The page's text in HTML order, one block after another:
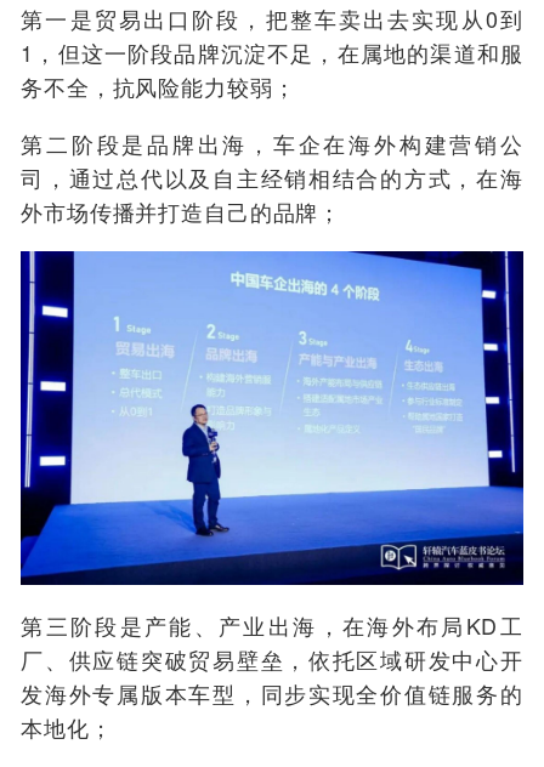
第一是贸易出口阶段，把整车卖出去实现从0到
1，但这一阶段品牌沉淀不足，在属地的渠道和服
务不全，抗风险能力较弱；
第二阶段是品牌出海，车企在海外构建营销公
司，通过总代以及自主经销相结合的方式，在海
外市场传播并打造自己的品牌；
第三阶段是产能、产业出海，在海外布局KD工
厂、供应链突破贸易壁垒，依托区域研发中心开
发海外专属版本车型，同步实现全价值链服务的
本地化；